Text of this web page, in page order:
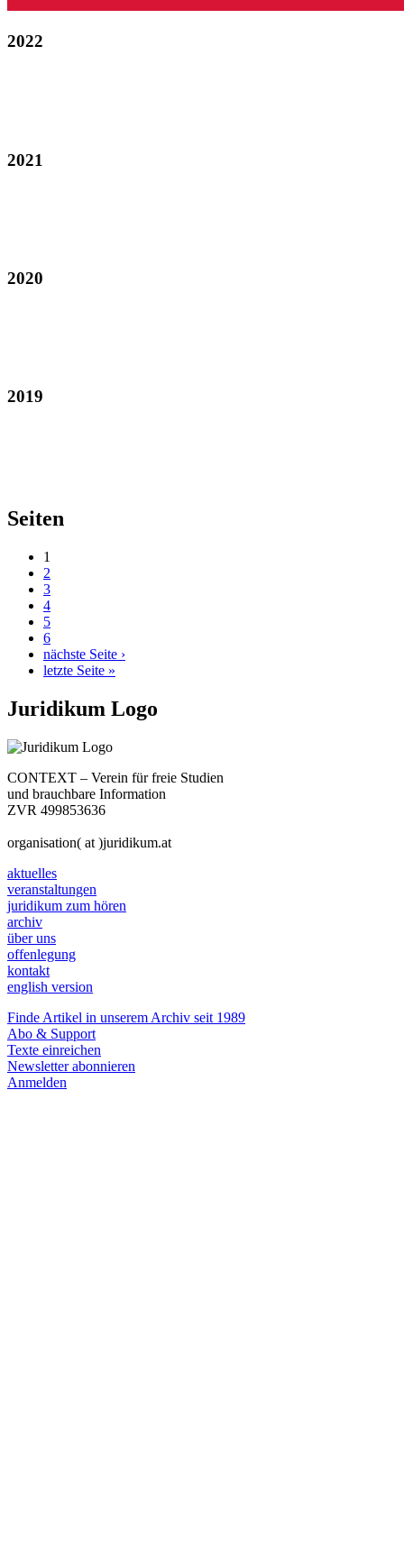
2022
2021
2020
2019
Seiten
1
2
3
4
5
6
nächste Seite ›
letzte Seite »
Juridikum Logo
CONTEXT – Verein für freie Studien
und brauchbare Information
ZVR 499853636
organisation( at )juridikum.at
aktuelles
veranstaltungen
juridikum zum hören
archiv
über uns
offenlegung
kontakt
english version
Finde Artikel in unserem Archiv seit 1989
Abo & Support
Texte einreichen
Newsletter abonnieren
Anmelden